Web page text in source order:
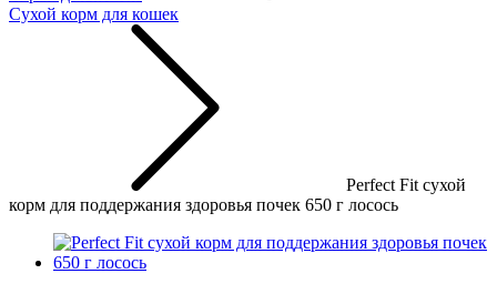
Сухой корм для кошек
Perfect Fit сухой
корм для поддержания здоровья почек 650 г лосось